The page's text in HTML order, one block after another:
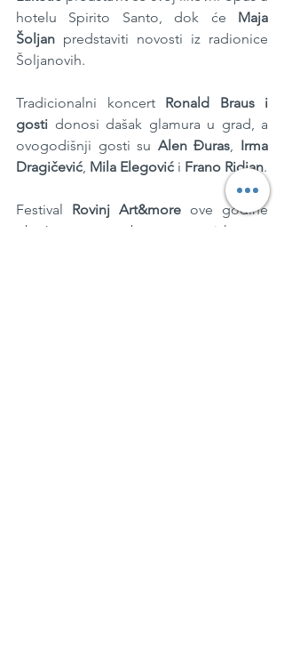
hotelu Spirito Santo, dok će Maja
Šoljan predstaviti novosti iz radionice
Šoljanovih.
Tradicionalni koncert Ronald Braus i
gosti donosi dašak glamura u grad, a
ovogodišnji gosti su Alen Đuras, Irma
Dragičević, Mila Elegović i Frano Ridjan.
Festival Rovinj Art&more ove godine
obećava nezaboravno iskustvo,